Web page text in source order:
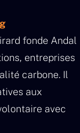
fonde Andal
entreprises
carbone. Il
aux
avec